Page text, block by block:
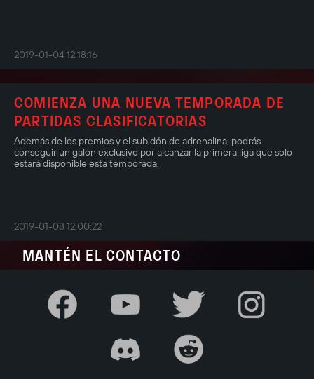
2019-01-04 12:18:16
COMIENZA UNA NUEVA TEMPORADA DE
PARTIDAS CLASIFICATORIAS
Además de los premios y el subidón de adrenalina, podrás
conseguir un galón exclusivo por alcanzar la primera liga que solo
estará disponible esta temporada.
2019-01-08 12:00:22
MANTÉN EL CONTACTO